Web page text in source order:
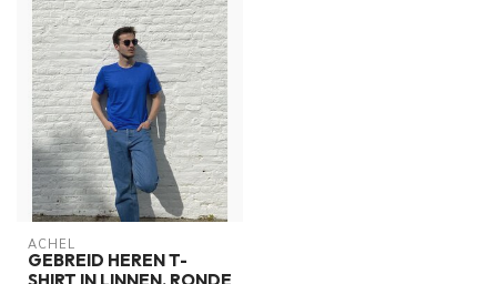
ACHEL
GEBREID HEREN T-
SHIRT IN LINNEN, RONDE